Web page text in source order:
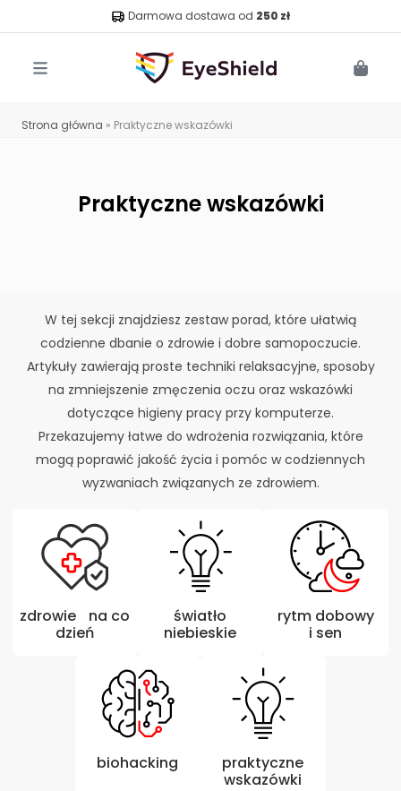
Darmowa dostawa od 250 zł
Strona główna » Praktyczne wskazówki
Praktyczne wskazówki
W tej sekcji znajdziesz zestaw porad, które ułatwią
codzienne dbanie o zdrowie i dobre samopoczucie.
Artykuły zawierają proste techniki relaksacyjne, sposoby
na zmniejszenie zmęczenia oczu oraz wskazówki
dotyczące higieny pracy przy komputerze.
Przekazujemy łatwe do wdrożenia rozwiązania, które
mogą poprawić jakość życia i pomóc w codziennych
wyzwaniach związanych ze zdrowiem.
zdrowie na co
dzień
światło
niebieskie
rytm dobowy
i sen
biohacking
praktyczne
wskazówki